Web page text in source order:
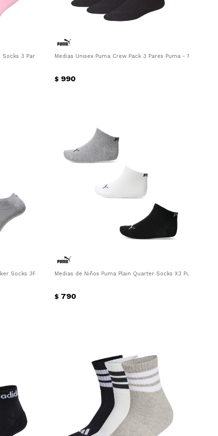
3 Pares Puma - Rosado - Blanco - Gris
Medias Unisex Puma Crew Pack 3 Pares Puma - Negro
$ 990
Socks 3Pares Puma - Negro - Blanco - Gris
Medias de Niños Puma Plain Quarter Socks X3 Puma -
$ 790